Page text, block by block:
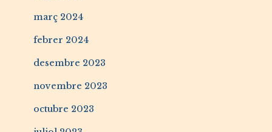
març 2024
febrer 2024
desembre 2023
novembre 2023
octubre 2023